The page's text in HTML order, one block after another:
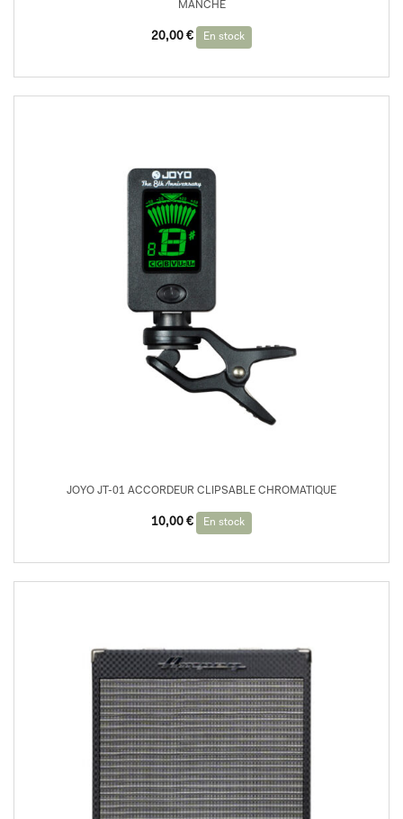
MANCHE
20,00 € En stock
JOYO JT-01 ACCORDEUR CLIPSABLE CHROMATIQUE
10,00 € En stock